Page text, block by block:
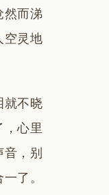
然而涕
空灵地
就不晓
，心里
，别
了。